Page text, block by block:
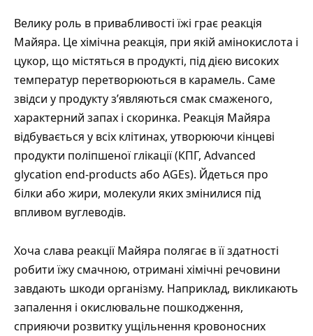
Велику роль в привабливості їжі грає реакція
Майяра. Це хімічна реакція, при якій амінокислота і
цукор, що містяться в продукті, під дією високих
температур перетворюються в карамель. Саме
звідси у продукту з’являються смак смаженого,
характерний запах і скоринка. Реакція Майяра
відбувається у всіх клітинах, утворюючи кінцеві
продукти поліпшеної глікації (КПГ, Advanced
glycation end-products або AGEs). Йдеться про
білки або жири, молекули яких змінилися під
впливом вуглеводів.
Хоча слава реакції Майяра полягає в її здатності
робити їжу смачною, отримані хімічні речовини
завдають шкоди організму. Наприклад, викликають
запалення і окислювальне пошкодження,
сприяючи розвитку ущільнення кровоносних